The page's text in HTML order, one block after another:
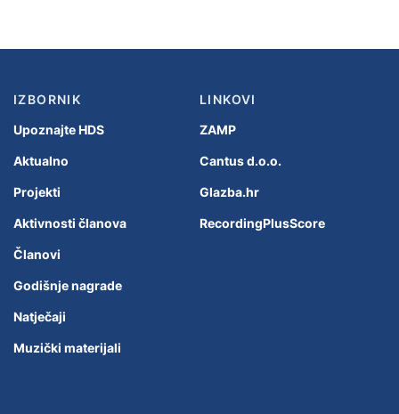
IZBORNIK
Upoznajte HDS
Aktualno
Projekti
Aktivnosti članova
Članovi
Godišnje nagrade
Natječaji
Muzički materijali
LINKOVI
ZAMP
Cantus d.o.o.
Glazba.hr
RecordingPlusScore